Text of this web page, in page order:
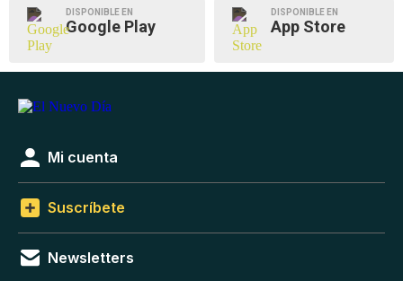
DISPONIBLE EN
Google Play
DISPONIBLE EN
App Store
Mi cuenta
Suscríbete
Newsletters